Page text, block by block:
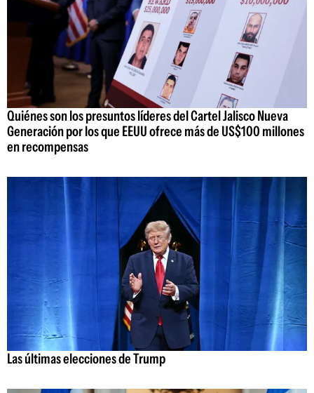
Quiénes son los presuntos líderes del Cartel Jalisco Nueva
Generación por los que EEUU ofrece más de US$100 millones
en recompensas
Las últimas elecciones de Trump